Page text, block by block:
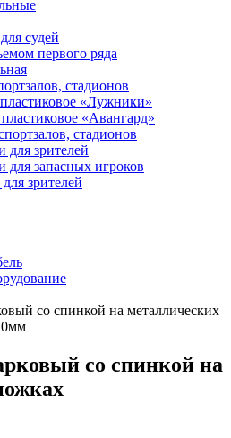
судей
первого ряда
стадионов
«Лужники»
«Авангард»
стадионов
для зрителей
для запасных игроков
зрителей
со спинкой на металлических
со спинкой на